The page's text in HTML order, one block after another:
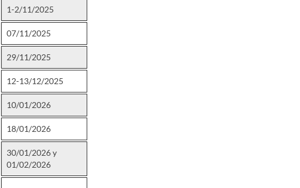
1-2/11/2025
07/11/2025
29/11/2025
12-13/12/2025
10/01/2026
18/01/2026
30/01/2026 y
01/02/2026